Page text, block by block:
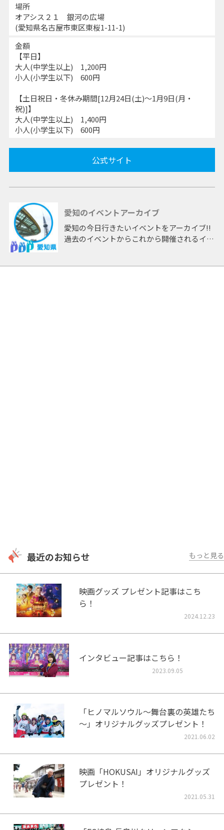
場所
オアシス２１ 銀河の広場
(愛知県名古屋市東区東桜1-11-1)
金額
【平日】
大人(中学生以上) 1,200円
小人(小学生以下) 600円
【土日祝日・冬休み期間[12月24日(土)～1月9日(月・
祝)]】
大人(中学生以上) 1,400円
小人(小学生以下) 600円
公式サイト
愛知のイベントアーカイブ
愛知の今日行きたいイベントをアーカイブ!!
過去のイベントからこれから開催されるイベ
最近のお知らせ もっと見る
映画グッズ プレゼント記事はこち
ら！
2024.12.23
インタビュー記事はこちら！
2023.09.05
「ヒノマルソウル～舞台裏の英雄たち
～」オリジナルグッズプレゼント！
2021.06.02
映画「HOKUSAI」オリジナルグッズ
プレゼント！
2021.05.31